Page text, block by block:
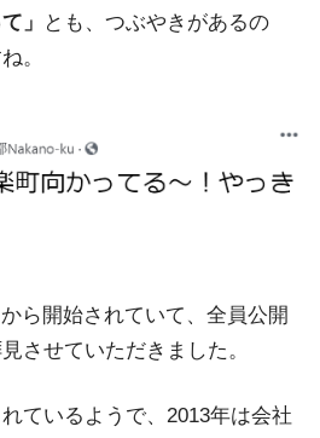
」
とも、つぶやきがあるの
。
ら開始されていて、全員公開
させていただきました。
ているようで、2013年は会社